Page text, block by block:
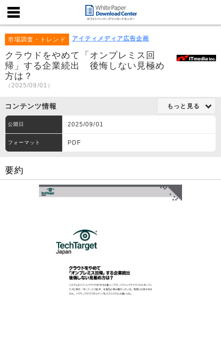
市場調査・トレンド アイティメディア広告企画
クラウドをやめて「オンプレミス回
帰」する企業続出 後悔しない見極め
方は？
（2025/09/01）
コンテンツ情報 もっと見る
公開日 2025/09/01
フォーマット PDF
要約